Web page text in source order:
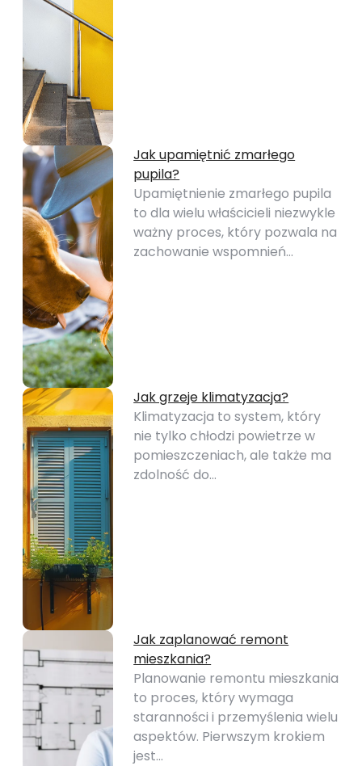
Jak upamiętnić zmarłego
pupila?
Upamiętnienie zmarłego pupila
to dla wielu właścicieli niezwykle
ważny proces, który pozwala na
zachowanie wspomnień…
Jak grzeje klimatyzacja?
Klimatyzacja to system, który
nie tylko chłodzi powietrze w
pomieszczeniach, ale także ma
zdolność do…
Jak zaplanować remont
mieszkania?
Planowanie remontu mieszkania
to proces, który wymaga
staranności i przemyślenia wielu
aspektów. Pierwszym krokiem
jest…